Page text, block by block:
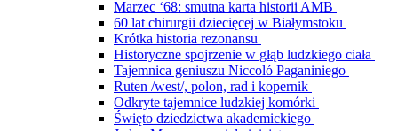
Marzec ‘68: smutna karta historii AMB
60 lat chirurgii dziecięcej w Białymstoku
Krótka historia rezonansu
Historyczne spojrzenie w głąb ludzkiego ciała
Tajemnica geniuszu Niccoló Paganiniego
Ruten /west/, polon, rad i kopernik
Odkryte tajemnice ludzkiej komórki
Święto dziedzictwa akademickiego